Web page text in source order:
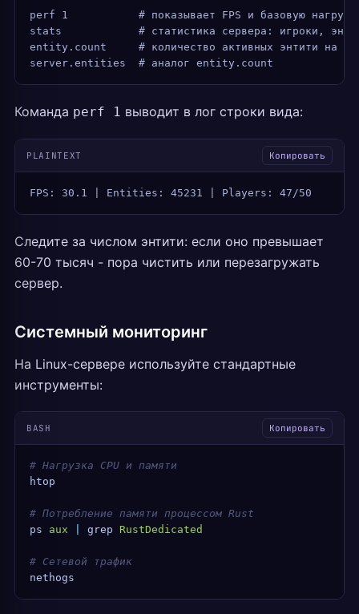
perf 1           # показывает FPS и базовую нагрузку
stats            # статистика сервера: игроки,
entity.count     # количество активных энтити на
server.entities  # аналог entity.count
Команда perf 1 выводит в лог строки вида:
PLAINTEXT Копировать
FPS: 30.1 | Entities: 45231 | Players: 47/50
Следите за числом энтити: если оно превышает
60-70 тысяч - пора чистить или перезагружать
сервер.
Системный мониторинг
На Linux-сервере используйте стандартные
инструменты:
BASH Копировать
# Нагрузка CPU и памяти
htop
# Потребление памяти процессом Rust
ps aux grep RustDedicated
# Сетевой трафик
nethogs